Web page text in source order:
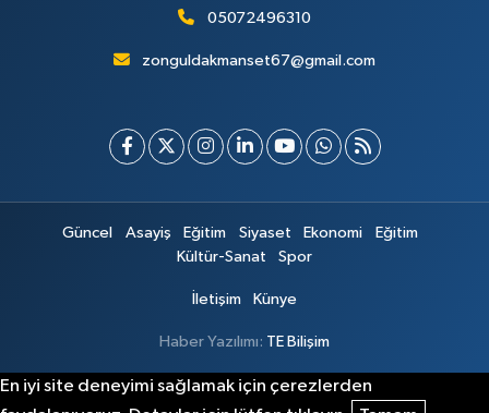
05072496310
zonguldakmanset67@gmail.com
Güncel Asayiş Eğitim Siyaset Ekonomi
Eğitim
Kültür-Sanat
Spor
İletişim Künye
Haber Yazılımı: TE Bilişim
En iyi site deneyimi sağlamak için çerezlerden